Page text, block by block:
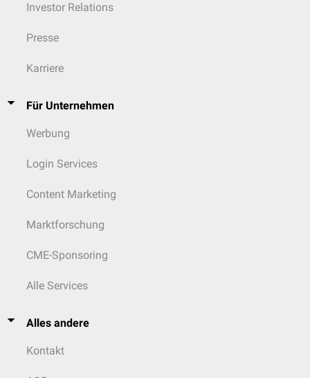
Investor Relations
Presse
Karriere
Für Unternehmen
Werbung
Login Services
Content Marketing
Marktforschung
CME-Sponsoring
Alle Services
Alles andere
Kontakt